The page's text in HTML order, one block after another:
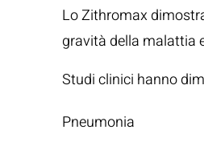
Lo Zithromax
gravità della malattia
Studi clinici hanno
Pneumonia